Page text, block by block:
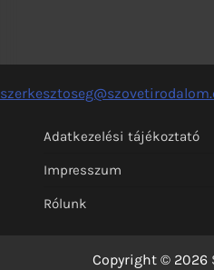
Adatkezelési tájékoztató
Impresszum
Rólunk
Copyright © 2026